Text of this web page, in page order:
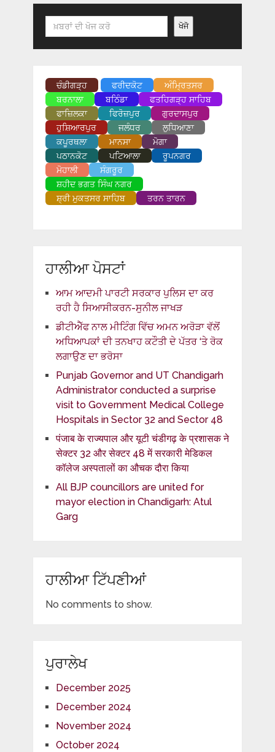
Search ਖੋਜੋ
ਚੰਡੀਗੜ੍ਹ ਫਰੀਦਕੋਟ
ਅੰਮ੍ਰਿਤਸਰ
ਬਰਨਾਲਾ
ਬਠਿੰਡਾ
ਫਤਹਿਗੜ੍ਹ ਸਾਹਿਬ
ਫਾਜ਼ਿਲਕਾ
ਫਿਰੋਜ਼ਪੁਰ
ਗੁਰਦਾਸਪੁਰ
ਹੁਸ਼ਿਆਰਪੁਰ
ਜਲੰਧਰ
ਲੁਧਿਆਣਾ
ਕਪੂਰਥਲਾ
ਮਾਨਸਾ
ਮੋਗਾ
ਪਠਾਨਕੋਟ
ਪਟਿਆਲਾ
ਰੂਪਨਗਰ
ਮੋਹਾਲੀ
ਸੰਗਰੂਰ
ਸ਼ਹੀਦ ਭਗਤ ਸਿੰਘ ਨਗਰ
ਸ਼੍ਰੀ ਮੁਕਤਸਰ ਸਾਹਿਬ
ਤਰਨ ਤਾਰਨ
ਹਾਲੀਆ ਪੋਸਟਾਂ
ਆਮ ਆਦਮੀ ਪਾਰਟੀ ਸਰਕਾਰ ਪੁਲਿਸ ਦਾ ਕਰ
ਰਹੀ ਹੈ ਸਿਆਸੀਕਰਨ-ਸੁਨੀਲ ਜਾਖੜ
ਡੀਟੀਐੱਫ ਨਾਲ ਮੀਟਿੰਗ ਵਿੱਚ ਅਮਨ ਅਰੋੜਾ ਵੱਲੋਂ
ਅਧਿਆਪਕਾਂ ਦੀ ਤਨਖਾਹ ਕਟੌਤੀ ਦੇ ਪੱਤਰ ‘ਤੇ ਰੋਕ
ਲਗਾਉਣ ਦਾ ਭਰੋਸਾ
Punjab Governor and UT Chandigarh
Administrator conducted a surprise
visit to Government Medical College
Hospitals in Sector 32 and Sector 48
पंजाब के राज्यपाल और यूटी चंडीगढ़ के प्रशासक ने
सेक्टर 32 और सेक्टर 48 में सरकारी मेडिकल
कॉलेज अस्पतालों का औचक दौरा किया
All BJP councillors are united for
mayor election in Chandigarh: Atul
Garg
ਹਾਲੀਆ ਟਿੱਪਣੀਆਂ
No comments to show.
ਪੁਰਾਲੇਖ
December 2025
December 2024
November 2024
October 2024